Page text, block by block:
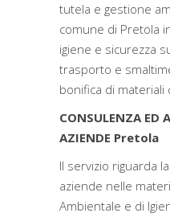
tutela e gestione
comune di Pretola
igiene e sicurezza
trasporto e
bonifica di
CONSULENZA ED
AZIENDE Pretola
Il servizio riguarda
aziende nelle
Ambientale e di